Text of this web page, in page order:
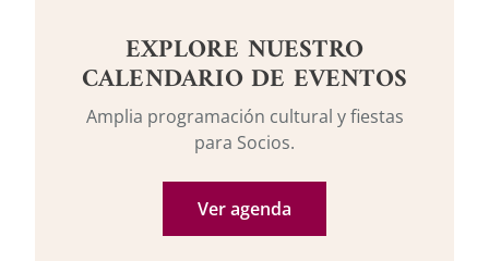
EXPLORE NUESTRO
CALENDARIO DE EVENTOS
Amplia programación cultural y fiestas
para Socios.
Ver agenda